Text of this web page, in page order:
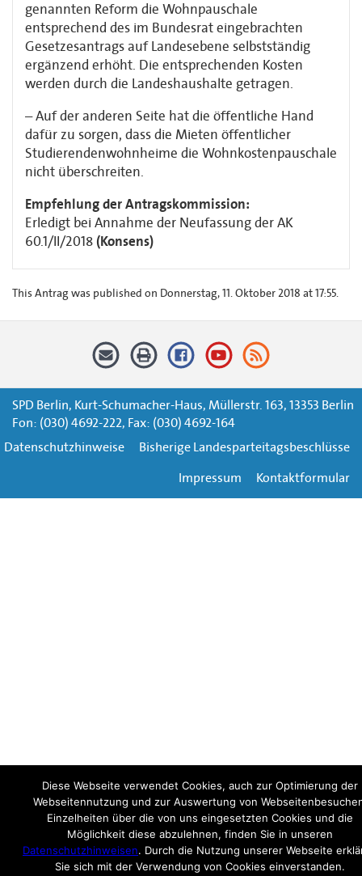
genannten Reform die Wohnpauschale
entsprechend des im Bundesrat eingebrachten
Gesetzesantrags auf Landesebene selbstständig
ergänzend erhöht. Die entsprechenden Kosten
werden durch die Landeshaushalte getragen.
– Auf der anderen Seite hat die öffentliche Hand
dafür zu sorgen, dass die Mieten öffentlicher
Studierendenwohnheime die Wohnkostenpauschale
nicht überschreiten.
Empfehlung der Antragskommission:
Erledigt bei Annahme der Neufassung der AK
60.1/II/2018 (Konsens)
This Antrag was published on Donnerstag, 11. Oktober 2018 at 17:55.
SPD Berlin, Kurt-Schumacher-Haus, Müllerstr. 163, 13353 Berlin
Fon: (030) 4692-222, Fax: (030) 4692-164
Datenschutzhinweise
Bisherige Landesparteitagsbeschlüsse
Impressum
Kontaktformular
Diese Webseite verwendet Cookies, auch zur Optimierung der
Webseitennutzung und zur Auswertung von
Einzelheiten über die von uns eingesetzten Cookies und die
Möglichkeit diese abzulehnen, finden Sie in unseren
Datenschutzhinweisen. Durch die Nutzung unserer Webseite
Sie sich mit der Verwendung von Cookies einverstanden.